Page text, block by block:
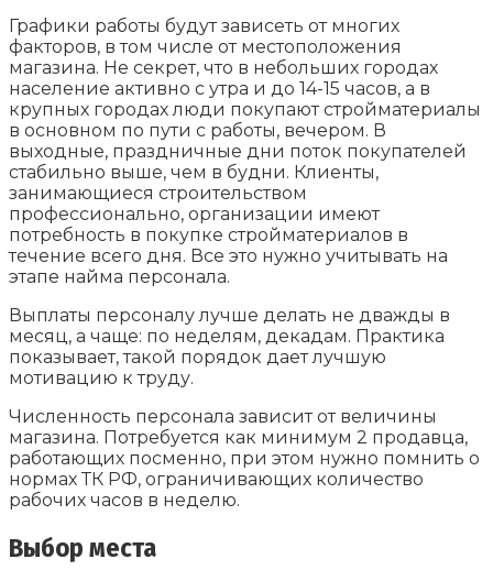
Графики работы будут зависеть от многих
факторов, в том числе от местоположения
магазина. Не секрет, что в небольших городах
население активно с утра и до 14-15 часов, а в
крупных городах люди покупают стройматериалы
в основном по пути с работы, вечером. В
выходные, праздничные дни поток покупателей
стабильно выше, чем в будни. Клиенты,
занимающиеся строительством
профессионально, организации имеют
потребность в покупке стройматериалов в
течение всего дня. Все это нужно учитывать на
этапе найма персонала.
Выплаты персоналу лучше делать не дважды в
месяц, а чаще: по неделям, декадам. Практика
показывает, такой порядок дает лучшую
мотивацию к труду.
Численность персонала зависит от величины
магазина. Потребуется как минимум 2 продавца,
работающих посменно, при этом нужно помнить о
нормах ТК РФ, ограничивающих количество
рабочих часов в неделю.
Выбор места